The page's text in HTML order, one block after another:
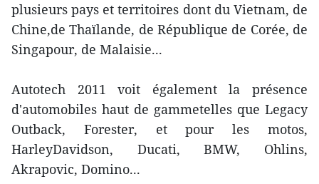
plusieurs pays et territoires dont du Vietnam, de
Chine,de Thaïlande, de République de Corée, de
Singapour, de Malaisie...
Autotech 2011 voit également la présence
d'automobiles haut de gammetelles que Legacy
Outback, Forester, et pour les motos,
HarleyDavidson, Ducati, BMW, Ohlins,
Akrapovic, Domino...